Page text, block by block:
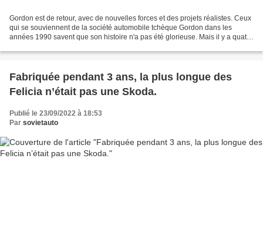
Gordon est de retour, avec de nouvelles forces et des projets réalistes. Ceux
qui se souviennent de la société automobile tchèque Gordon dans les
années 1990 savent que son histoire n'a pas été glorieuse. Mais il y a quatre
Fabriquée pendant 3 ans, la plus longue des
Felicia n’était pas une Skoda.
Publié le 23/09/2022 à 18:53
Par sovietauto